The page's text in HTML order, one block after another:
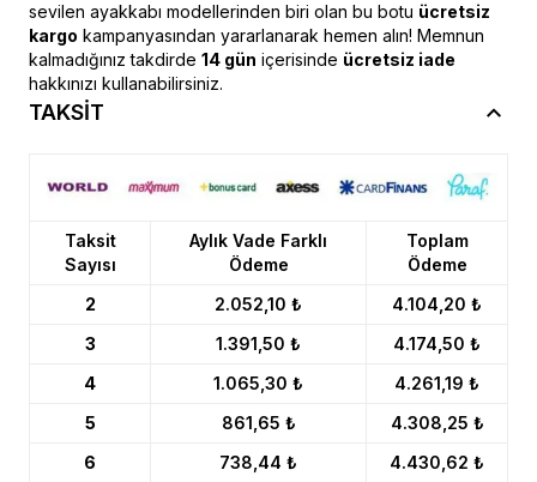
sevilen ayakkabı modellerinden biri olan bu botu ücretsiz
kargo kampanyasından yararlanarak hemen alın! Memnun
kalmadığınız takdirde 14 gün içerisinde ücretsiz iade
hakkınızı kullanabilirsiniz.
TAKSİT
Taksit
Sayısı
Aylık Vade Farklı
Ödeme
Toplam
Ödeme
2
2.052,10 ₺
4.104,20 ₺
3
1.391,50 ₺
4.174,50 ₺
4
1.065,30 ₺
4.261,19 ₺
5
861,65 ₺
4.308,25 ₺
6
738,44 ₺
4.430,62 ₺